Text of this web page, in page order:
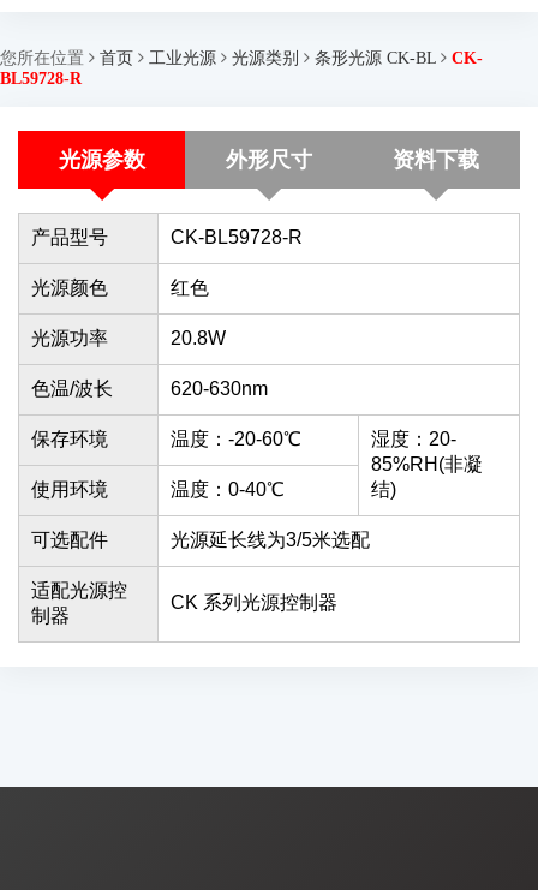
您所在位置 首页 工业光源 光源类别 条形光源 CK-BL
CK-
BL59728-R
光源参数 外形尺寸 资料下载
产品型号 CK-BL59728-R
光源颜色 红色
光源功率 20.8W
色温/波长 620-630nm
保存环境 温度：-20-60℃
湿度：20-
85%RH(非凝
结)
使用环境 温度：0-40℃
可选配件 光源延长线为3/5米选配
适配光源控
制器
CK 系列光源控制器